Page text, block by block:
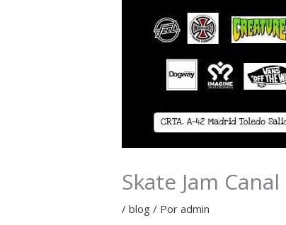
Skate Jam Canal
/blog / Poradmin